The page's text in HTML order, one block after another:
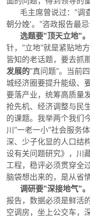
毛主席曾说过："调
朝分娩'。"咨政报告最
选题要"顶天立地"。
针，"立地"就是紧贴地
皆知的老话题，要去抓
发展的"真问题"。当前
城经济圈要提升能级、
要落产业，统筹高质量
抢先机、经济调整与
的课题。我举两个我们
川"一老一小"社会服务
深、少子化显的人口结
设有关问题研究》，川
工程，稳评必须贯穿全
脑袋想出来的，是从省
调研要"深接地气"。
报告，数据必须是鲜活
空调房，坐上公交车，